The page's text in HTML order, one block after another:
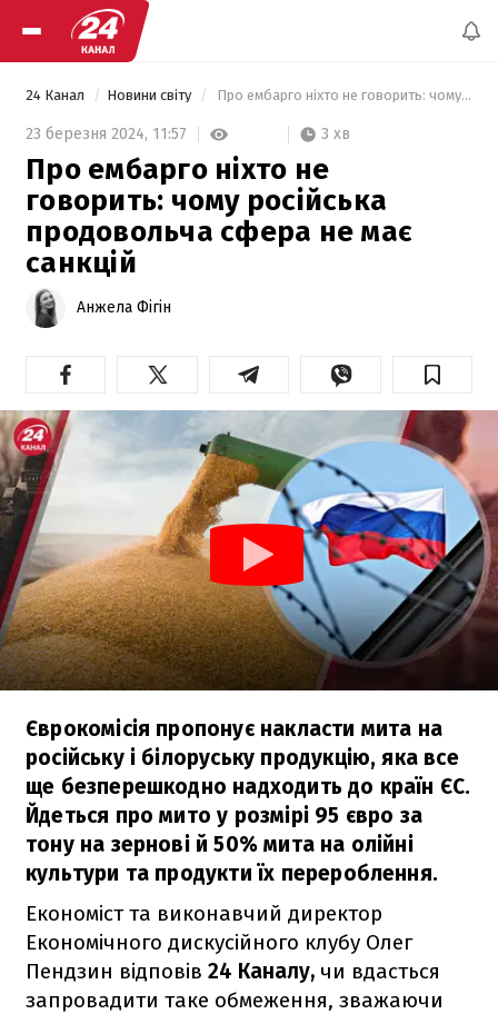
24 Канал Новини світу Про ембарго ніхто не говорить: чому російська продовольча сфера не має санкцій
23 березня 2024, 11:57 3 хв
Про ембарго ніхто не
говорить: чому російська
продовольча сфера не має
санкцій
Анжела Фігін
Єврокомісія пропонує накласти мита на
російську і білоруську продукцію, яка все
ще безперешкодно надходить до країн ЄС.
Йдеться про мито у розмірі 95 євро за
тону на зернові й 50% мита на олійні
культури та продукти їх перероблення.
Економіст та виконавчий директор
Економічного дискусійного клубу Олег
Пендзин відповів 24 Каналу, чи вдасться
запровадити таке обмеження, зважаючи